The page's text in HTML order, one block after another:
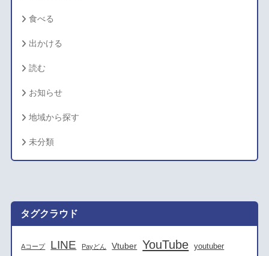
食べる
出かける
読む
お知らせ
地域から探す
未分類
タグクラウド
Aコープ LINE Payどん Vtuber YouTube youtuber